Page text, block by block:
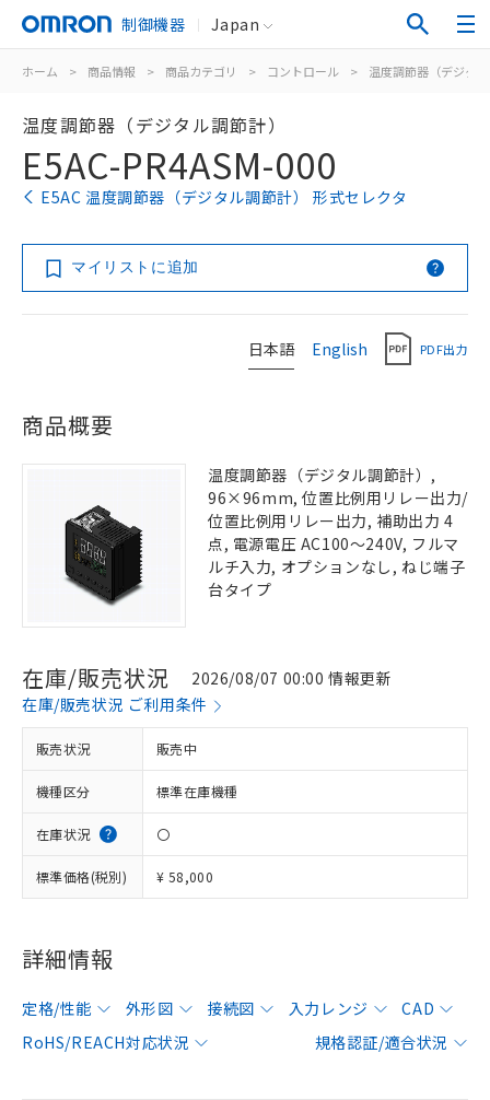
制御機器 Japan
ホーム > 商品情報 > 商品カテゴリ > コントロール > 温度調節器（デジタ
温度調節器（デジタル調節計）
E5AC-PR4ASM-000
E5AC 温度調節器（デジタル調節計） 形式セレクタ
マイリストに追加
日本語 English PDF出力
商品概要
温度調節器（デジタル調節計）,
96×96mm, 位置比例用リレー出力/
位置比例用リレー出力, 補助出力 4
点, 電源電圧 AC100～240V, フルマ
ルチ入力, オプションなし, ねじ端子
台タイプ
在庫/販売状況
2026/08/07 00:00 情報更新
在庫/販売状況 ご利用条件
販売状況 販売中
機種区分 標準在庫機種
在庫状況 〇
標準価格(税別) ¥ 58,000
詳細情報
定格/性能 外形図 接続図 入力レンジ
CAD
RoHS/REACH対応状況
規格認証/適合状況